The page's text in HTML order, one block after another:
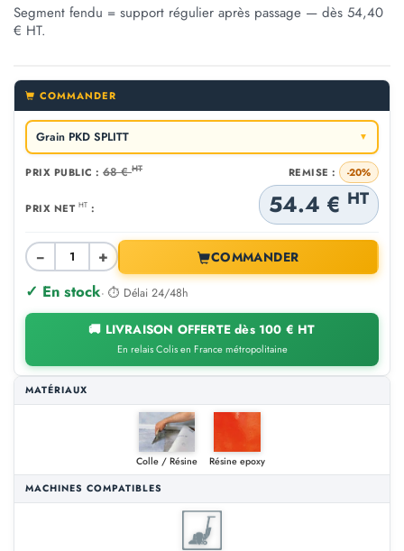
Segment fendu = support régulier après passage — dès 54,40
€ HT.
COMMANDER
Grain PKD SPLITT ▼
PRIX PUBLIC : 68 €HT REMISE : -20%
PRIX NET HT : 54.4 € HT
− + COMMANDER
✓ En stock· ⏱ Délai 24/48h
🚚 LIVRAISON OFFERTE dès 100 € HT
En relais Colis en France métropolitaine
MATÉRIAUX
Colle / Résine
Résine epoxy
MACHINES COMPATIBLES